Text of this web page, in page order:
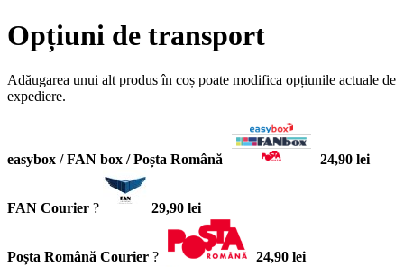
Opțiuni de transport
Adăugarea unui alt produs în coș poate modifica opțiunile actuale de
expediere.
easybox / FAN box / Poșta Română 24,90 lei
FAN Courier ? 29,90 lei
Poșta Română Courier ? 24,90 lei